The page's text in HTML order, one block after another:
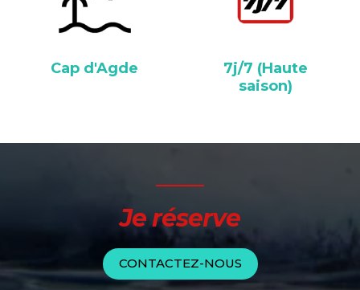
Cap d'Agde
7j/7 (Haute
saison)
Je réserve
CONTACTEZ-NOUS